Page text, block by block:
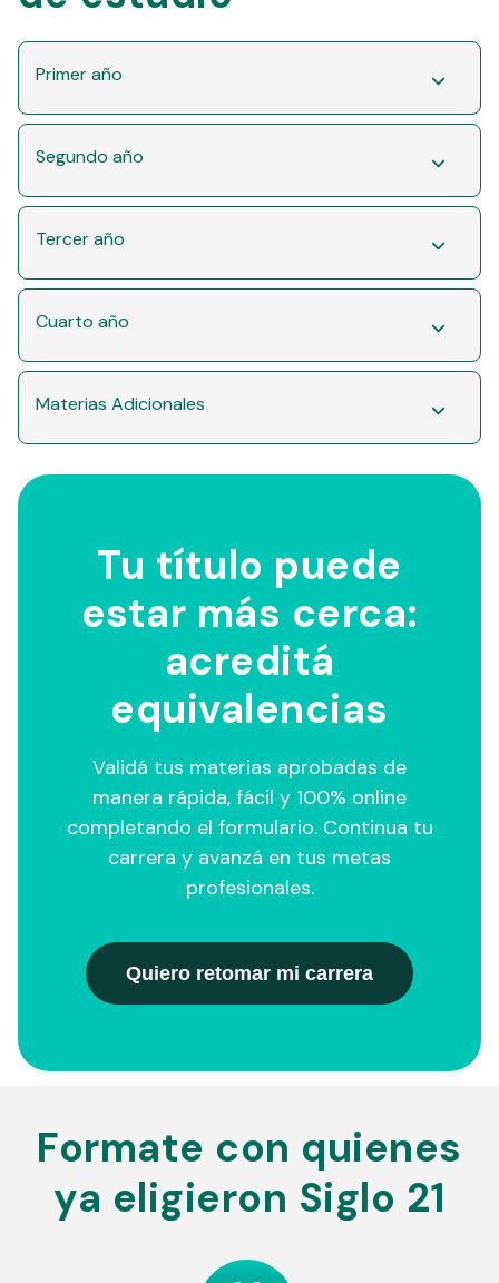
Primer año
Segundo año
Tercer año
Cuarto año
Materias Adicionales
Tu título puede
estar más cerca:
acreditá
equivalencias
Validá tus materias aprobadas de
manera rápida, fácil y 100% online
completando el formulario. Continua tu
carrera y avanzá en tus metas
profesionales.
Quiero retomar mi carrera
Formate con quienes
ya eligieron Siglo 21